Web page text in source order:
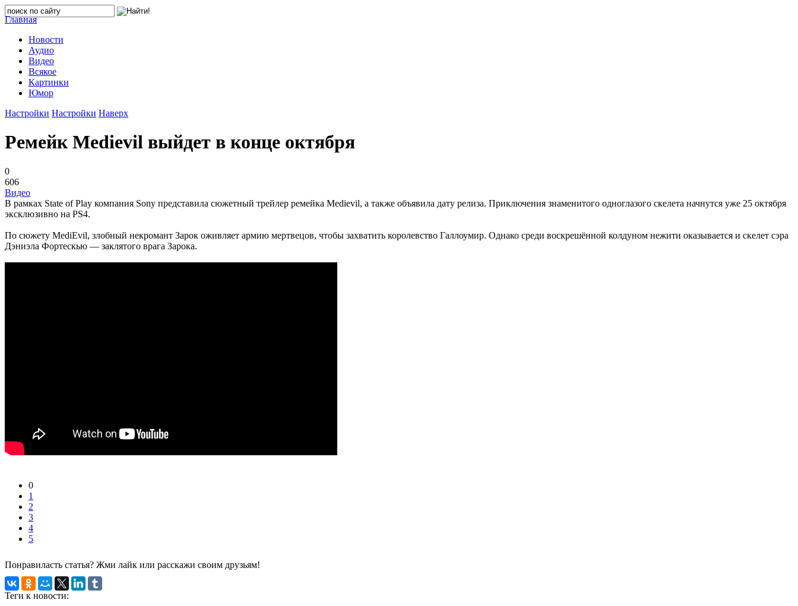
Главная
Новости
Аудио
Видео
Всякое
Картинки
Юмор
Настройки Настройки Наверх
Ремейк Medievil выйдет в конце октября
0
606
Видео
В рамках State of Play компания Sony представила сюжетный трейлер ремейка Medievil, а также объявила дату релиза. Приключения знаменитого одноглазого скелета начнутся уже 25 октября
эксклюзивно на PS4.
По сюжету MediEvil, злобный некромант Зарок оживляет армию мертвецов, чтобы захватить королевство Галлоумир. Однако среди воскрешённой колдуном нежити оказывается и скелет сэра
Дэниэла Фортескью — заклятого врага Зарока.
0
1
2
3
4
5
Понравиласть статья? Жми лайк или расскажи своим друзьям!
Теги к новости: